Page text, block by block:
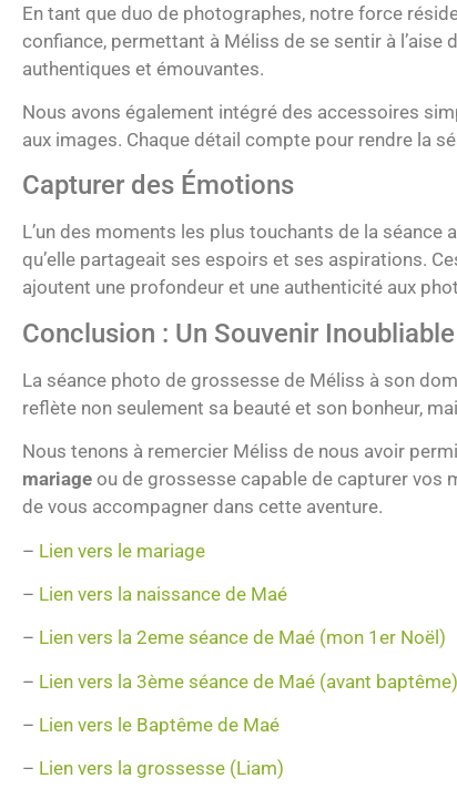
En tant que duo de photographes, notre force
confiance, permettant à Méliss de se sentir à
authentiques et émouvantes.
Nous avons également intégré des accessoires
aux images. Chaque détail compte pour rendre la
Capturer des Émotions
L’un des moments les plus touchants de la
qu’elle partageait ses espoirs et ses aspirations.
ajoutent une profondeur et une authenticité aux
Conclusion : Un Souvenir Inoubliable
La séance photo de grossesse de Méliss à son
reflète non seulement sa beauté et son bonheur,
Nous tenons à remercier Méliss de nous avoir
mariage ou de grossesse capable de capturer vos
de vous accompagner dans cette aventure.
– Lien vers le mariage
– Lien vers la naissance de Maé
– Lien vers la 2eme séance de Maé (mon 1er Noël)
– Lien vers la 3ème séance de Maé (avant baptême)
– Lien vers le Baptême de Maé
– Lien vers la grossesse (Liam)